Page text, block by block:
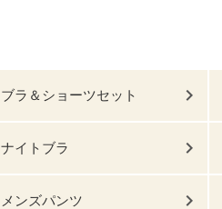
ブラ＆ショーツセット
ナイトブラ
メンズパンツ